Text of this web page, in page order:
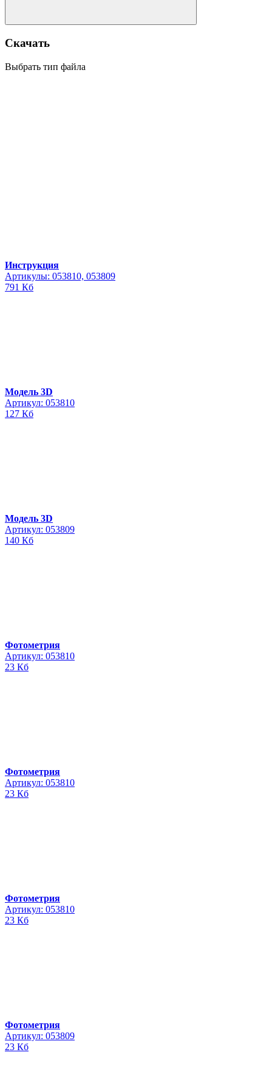
Скачать
Выбрать тип файла
Инструкция
Артикулы: 053810, 053809
791 Кб
Модель 3D
Артикул: 053810
127 Кб
Модель 3D
Артикул: 053809
140 Кб
Фотометрия
Артикул: 053810
23 Кб
Фотометрия
Артикул: 053810
23 Кб
Фотометрия
Артикул: 053810
23 Кб
Фотометрия
Артикул: 053809
23 Кб